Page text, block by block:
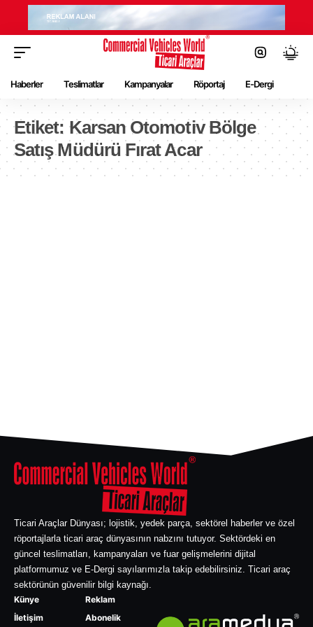
Haberler Teslimatlar Kampanyalar Röportaj E-Dergi
Etiket: Karsan Otomotiv Bölge
Satış Müdürü Fırat Acar
Ticari Araçlar Dünyası; lojistik, yedek parça, sektörel haberler ve özel
röportajlarla ticari araç dünyasının nabzını tutuyor. Sektördeki en
güncel teslimatları, kampanyaları ve fuar gelişmelerini dijital
platformumuz ve E-Dergi sayılarımızla takip edebilirsiniz. Ticari araç
sektörünün güvenilir bilgi kaynağı.
Künye
İletişim
Reklam
Abonelik